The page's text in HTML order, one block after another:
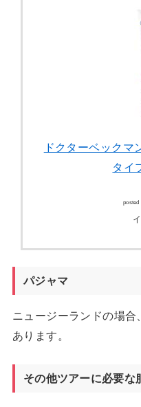
ドクターベックマ
タイ
posted
パジャマ
ニュージーランドの場
あります。
その他ツアーに必要な